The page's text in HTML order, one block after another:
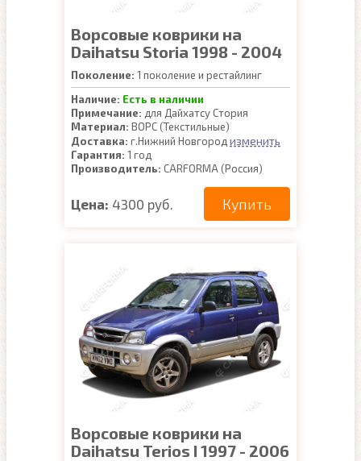
Ворсовые коврики на
Daihatsu Storia 1998 - 2004
Поколение: 1 поколение и рестайлинг
Наличие: Есть в наличии
Примечание: для Дайхатсу Стория
Материал: ВОРС (Текстильные)
Доставка: г.Нижний Новгород изменить
Гарантия: 1 год
Производитель: CARFORMA (Россия)
Цена: 4300 руб. Купить
Ворсовые коврики на
Daihatsu Terios I 1997 - 2006